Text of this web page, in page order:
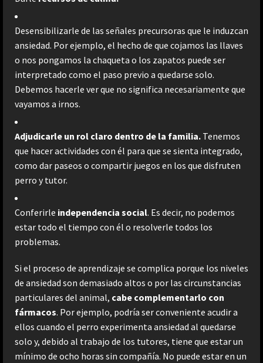
Desensibilizarle de las señales precursoras que le induzcan
ansiedad. Por ejemplo, el hecho de que cojamos las llaves
o nos pongamos la chaqueta o los zapatos puede ser
interpretado como el paso previo a quedarse solo.
Debemos hacerle ver que no significa necesariamente que
vayamos a irnos.
Adjudicarle un rol claro dentro de la familia. Tenemos
que hacer actividades con él para que se sienta integrado,
como dar paseos o compartir juegos en los que disfruten
perro y tutor.
Conferirle independencia social. Es decir, no podemos
estar todo el tiempo con él o resolverle todos los
problemas.
Si el proceso de aprendizaje se complica porque los niveles
de ansiedad son demasiado altos o por las circunstancias
particulares del animal, cabe complementarlo con
fármacos. Por ejemplo, podría ser conveniente acudir a
ellos cuando el perro experimenta ansiedad al quedarse
solo y, debido al trabajo de los tutores, tiene que estar un
mínimo de ocho horas sin compañía. No puede estar en un